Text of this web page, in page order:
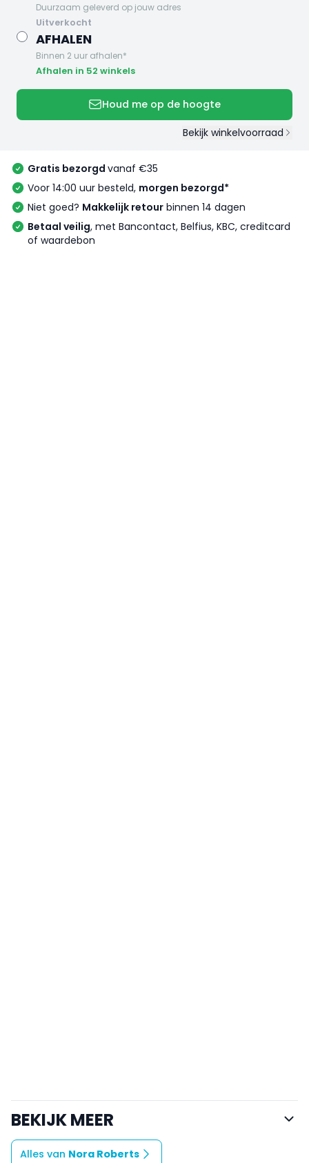
Duurzaam geleverd op jouw adres
uitverkocht
AFHALEN
Binnen 2 uur afhalen*
Afhalen in 52 winkels
Houd me op de hoogte
Bekijk winkelvoorraad
Gratis bezorgd vanaf €35
Voor 14:00 uur besteld, morgen bezorgd*
Niet goed? Makkelijk retour binnen 14 dagen
Betaal veilig, met Bancontact, Belfius, KBC, creditcard
of waardebon
BEKIJK MEER
Alles van Nora Roberts